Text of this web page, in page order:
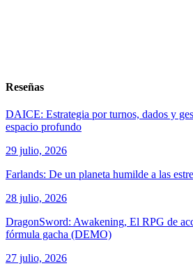
Reseñas
DAICE: Estrategia por turnos, dados y
espacio profundo
29 julio, 2026
Farlands: De un planeta humilde a las
28 julio, 2026
DragonSword: Awakening, El RPG de
fórmula gacha (DEMO)
27 julio, 2026